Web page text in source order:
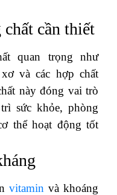
cần thiết
quan trọng như
và các hợp chất
này đóng vai trò
sức khỏe, phòng
thể hoạt động tốt
vitamin và khoáng